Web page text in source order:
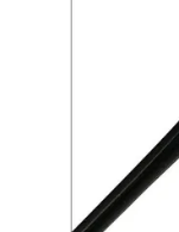
POLÍTICA